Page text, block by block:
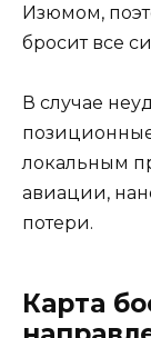
Изюмом,
бросит все
В случае
локальным
авиации,
потери.
Карта